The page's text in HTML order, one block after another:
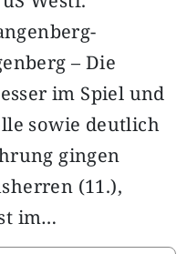
– Die
im Spiel und
sowie deutlich
gingen
(11.),
im…